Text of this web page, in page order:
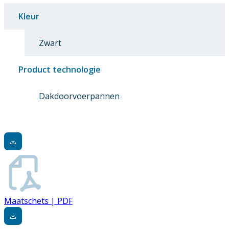
Kleur
Zwart
Product technologie
Dakdoorvoerpannen
Maatschets | PDF